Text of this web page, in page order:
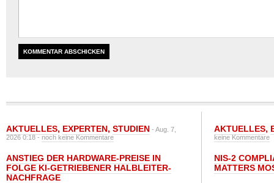
AKTUELLES, EXPERTEN, STUDIEN - Aug. 7,
2026 0:18 -noch keine Kommentare
ANSTIEG DER HARDWARE-PREISE IN
FOLGE KI-GETRIEBENER HALBLEITER-
NACHFRAGE
AKTUELLES,
keine Kommentare
NIS-2
MATTERS